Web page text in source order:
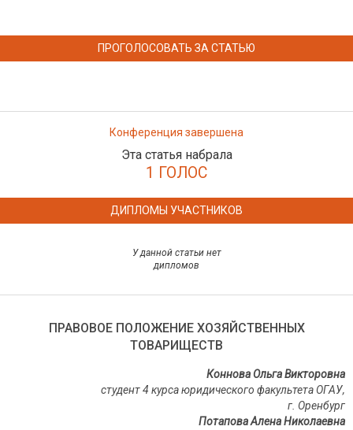
ПРОГОЛОСОВАТЬ ЗА СТАТЬЮ
Конференция завершена
Эта статья набрала
1 ГОЛОС
ДИПЛОМЫ УЧАСТНИКОВ
У данной статьи нет
дипломов
ПРАВОВОЕ ПОЛОЖЕНИЕ ХОЗЯЙСТВЕННЫХ
ТОВАРИЩЕСТВ
Коннова Ольга Викторовна
студент 4 курса юридического факультета ОГАУ,
г. Оренбург
Потапова Алена Николаевна